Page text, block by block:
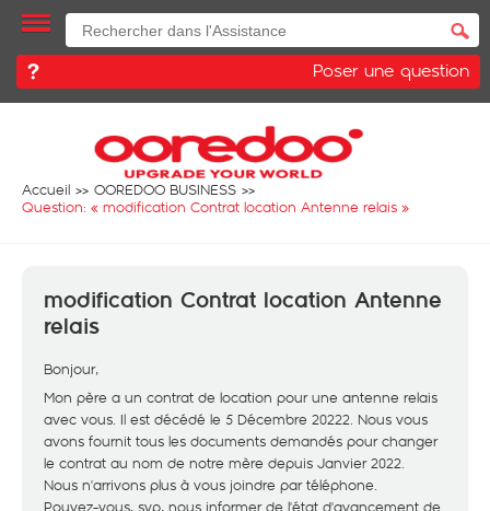
Poser une question
Accueil
OOREDOO BUSINESS
Question: « modification Contrat location Antenne relais »
modification Contrat location Antenne
relais
Bonjour,
Mon père a un contrat de location pour une antenne relais
avec vous. Il est décédé le 5 Décembre 20222. Nous vous
avons fournit tous les documents demandés pour changer
le contrat au nom de notre mère depuis Janvier 2022.
Nous n'arrivons plus à vous joindre par téléphone.
Pouvez-vous, svp, nous informer de l'état d'avancement de